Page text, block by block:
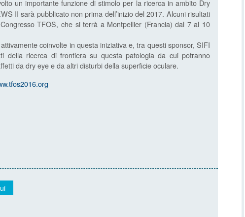
un importante funzione di stimolo per la ricerca in ambito Dry
II sarà pubblicato non prima dell’inizio del 2017. Alcuni risultati
TFOS, che si terrà a Montpellier (Francia) dal 7 al 10
coinvolte in questa iniziativa e, tra questi sponsor, SIFI
della ricerca di frontiera su questa patologia da cui potranno
da dry eye e da altri disturbi della superficie oculare.